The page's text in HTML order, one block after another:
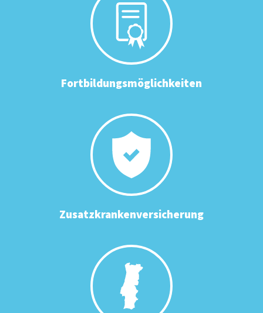
Fortbildungsmöglichkeiten
Zusatzkrankenversicherung